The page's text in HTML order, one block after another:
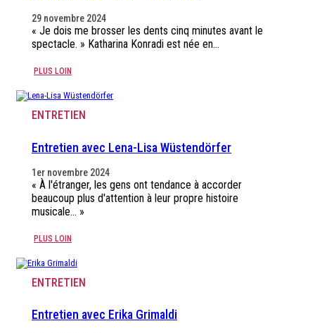
29 novembre 2024
« Je dois me brosser les dents cinq minutes avant le
spectacle. » Katharina Konradi est née en…
PLUS LOIN
ENTRETIEN
Entretien avec Lena-Lisa Wüstendörfer
1er novembre 2024
« À l'étranger, les gens ont tendance à accorder
beaucoup plus d'attention à leur propre histoire
musicale… »
PLUS LOIN
ENTRETIEN
Entretien avec Erika Grimaldi